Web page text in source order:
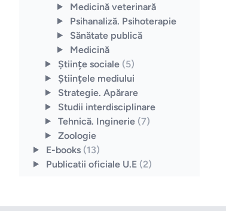
Medicină veterinară
Psihanaliză. Psihoterapie
Sănătate publică
Medicină
Ştiinţe sociale (5)
Ştiinţele mediului
Strategie. Apărare
Studii interdisciplinare
Tehnică. Inginerie (7)
Zoologie
E-books (13)
Publicatii oficiale U.E (2)